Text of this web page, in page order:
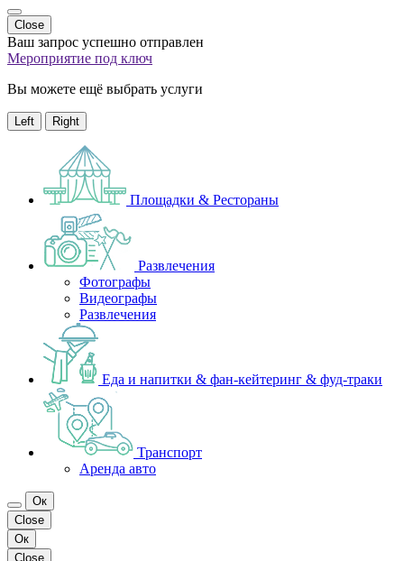
Close
Ваш запрос успешно отправлен
Мероприятие под ключ
Вы можете ещё выбрать услуги
Left Right
Площадки & Рестораны
Развлечения
Фотографы
Видеографы
Развлечения
Еда и напитки & фан-кейтеринг & фуд-траки
Транспорт
Аренда авто
Ок
Close
Ок
Close